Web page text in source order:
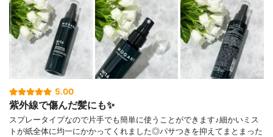
5.00
紫外線で傷んだ髪にも✨
スプレータイプなので片手でも簡単に使うことができます♪細かいミス
トが紙全体に均一にかかってくれました◎パサつきを抑えてまとまった